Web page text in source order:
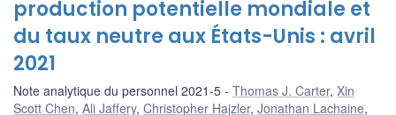
production potentielle mondiale et
du taux neutre aux États-Unis : avril
2021
Note analytique du personnel 2021-5 Thomas J. Carter, Xin
Scott Chen, Ali Jaffery, Christopher Hajzler, Jonathan Lachaine,